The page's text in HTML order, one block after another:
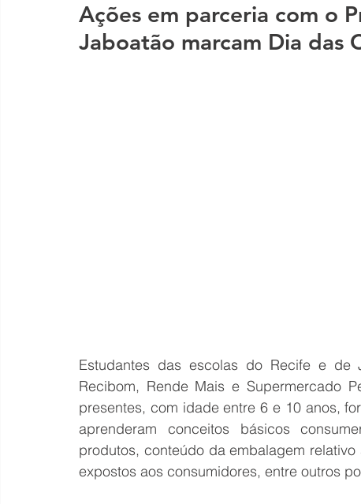
Ações em parceria com o
Jaboatão marcam Dia das
Estudantes das escolas do Recife e
Recibom, Rende Mais e Supermercado
presentes, com idade entre 6 e 10 anos,
aprenderam conceitos básicos
produtos, conteúdo da embalagem
expostos aos consumidores, entre outros